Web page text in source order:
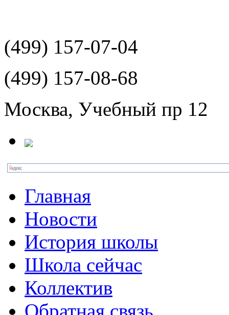
(499) 157-07-04
(499) 157-08-68
Москва, Учебный пр 12
Главная
Новости
История школы
Школа сейчас
Коллектив